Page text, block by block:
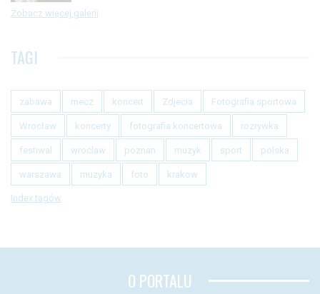
Zobacz więcej galerii
TAGI
zabawa mecz koncert Zdjecia Fotografia sportowa
Wrocław koncerty fotografia koncertowa rozrywka
festiwal wroclaw poznan muzyk sport polska
warszawa muzyka foto krakow
Index tagów
O PORTALU